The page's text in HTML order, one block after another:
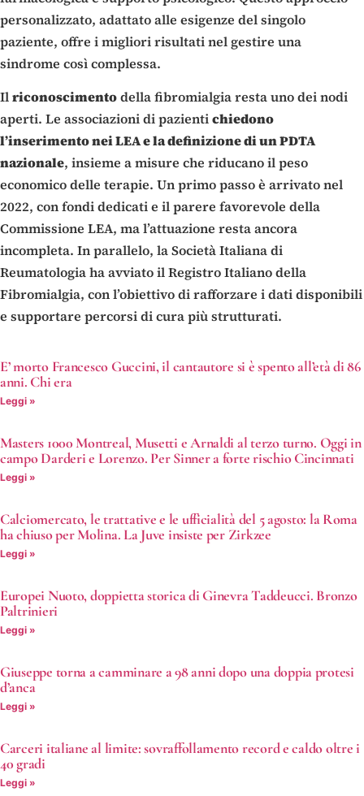
personalizzato, adattato alle esigenze del singolo
paziente, offre i migliori risultati nel gestire una
sindrome così complessa.
Ilriconoscimentodella fibromialgia resta uno dei nodi
aperti. Le associazioni di pazientichiedono
l’inserimento nei LEA e la definizione di un PDTA
nazionale, insieme a misure che riducano il peso
economico delle terapie. Un primo passo è arrivato nel
2022, con fondi dedicati e il parere favorevole della
Commissione LEA, ma l’attuazione resta ancora
incompleta. In parallelo, la Società Italiana di
Reumatologia ha avviato il Registro Italiano della
Fibromialgia, con l’obiettivo di rafforzare i dati disponibili
e supportare percorsi di cura più strutturati.
E’ morto Francesco Guccini, il cantautore si è spento all’età di 86
anni. Chi era
Leggi »
Masters 1000 Montreal, Musetti e Arnaldi al terzo turno. Oggi in
campo Darderi e Lorenzo. Per Sinner a forte rischio Cincinnati
Leggi »
Calciomercato, le trattative e le ufficialità del 5 agosto: la Roma
ha chiuso per Molina. La Juve insiste per Zirkzee
Leggi »
Europei Nuoto, doppietta storica di Ginevra Taddeucci. Bronzo
Paltrinieri
Leggi »
Giuseppe torna a camminare a 98 anni dopo una doppia protesi
d’anca
Leggi »
Carceri italiane al limite: sovraffollamento record e caldo oltre i
40 gradi
Leggi »